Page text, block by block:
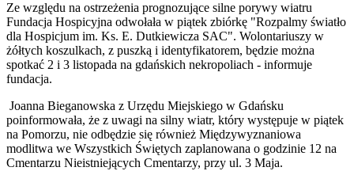
Ze względu na ostrzeżenia prognozujące silne porywy wiatru
Fundacja Hospicyjna odwołała w piątek zbiórkę "Rozpalmy światło
dla Hospicjum im. Ks. E. Dutkiewicza SAC". Wolontariuszy w
żółtych koszulkach, z puszką i identyfikatorem, będzie można
spotkać 2 i 3 listopada na gdańskich nekropoliach - informuje
fundacja.
Joanna Bieganowska z Urzędu Miejskiego w Gdańsku
poinformowała, że z uwagi na silny wiatr, który występuje w piątek
na Pomorzu, nie odbędzie się również Międzywyznaniowa
modlitwa we Wszystkich Świętych zaplanowana o godzinie 12 na
Cmentarzu Nieistniejących Cmentarzy, przy ul. 3 Maja.